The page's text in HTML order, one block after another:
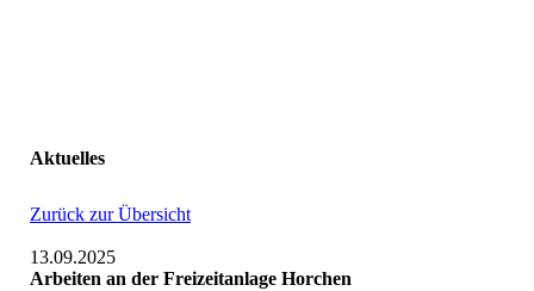
Aktuelles
Zurück zur Übersicht
13.09.2025
Arbeiten an der Freizeitanlage Horchen